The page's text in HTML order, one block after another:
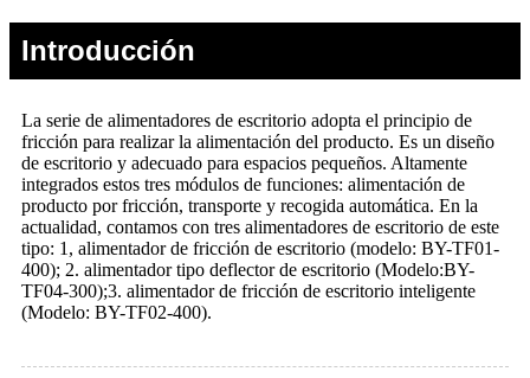
Introducción
La serie de alimentadores de escritorio adopta el principio de
fricción para realizar la alimentación del producto. Es un diseño
de escritorio y adecuado para espacios pequeños. Altamente
integrados estos tres módulos de funciones: alimentación de
producto por fricción, transporte y recogida automática. En la
actualidad, contamos con tres alimentadores de escritorio de este
tipo: 1, alimentador de fricción de escritorio (modelo: BY-TF01-
400); 2. alimentador tipo deflector de escritorio (Modelo:BY-
TF04-300);3. alimentador de fricción de escritorio inteligente
(Modelo: BY-TF02-400).